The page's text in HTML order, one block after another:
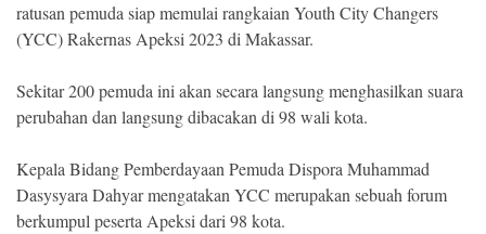
©
Copyright
.
All
Right
Reserved
ratusan pemuda siap memulai rangkaian Youth City Changers
(YCC) Rakernas Apeksi 2023 di Makassar.
Sekitar 200 pemuda ini akan secara langsung menghasilkan suara
perubahan dan langsung dibacakan di 98 wali kota.
Kepala Bidang Pemberdayaan Pemuda Dispora Muhammad
Dasysyara Dahyar mengatakan YCC merupakan sebuah forum
berkumpul peserta Apeksi dari 98 kota.